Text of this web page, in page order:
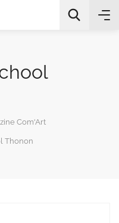
Com'Art
Thonon